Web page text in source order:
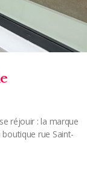
réjouir : la marque
rue Saint-